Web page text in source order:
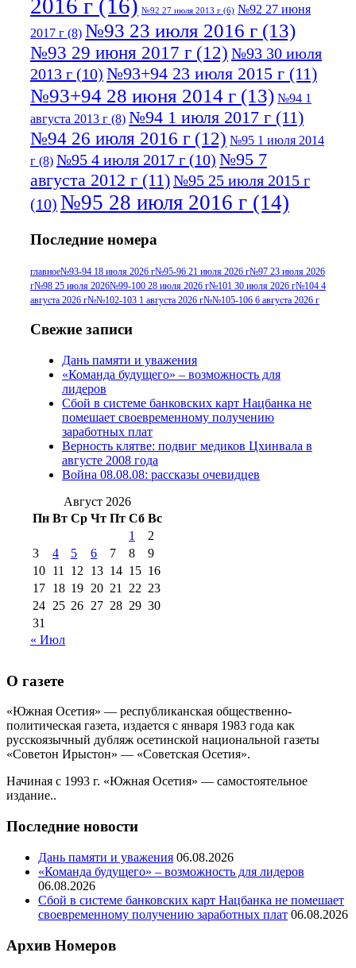
2016 г (16) №92 27 июля 2013 г (6) №92 27 июня
2017 г (8) №93 23 июля 2016 г (13)
№93 29 июня 2017 г (12) №93 30 июля
2013 г (10) №93+94 23 июля 2015 г (11)
№93+94 28 июня 2014 г (13) №94 1
августа 2013 г (8) №94 1 июля 2017 г (11)
№94 26 июля 2016 г (12) №95 1 июля 2014
г (8) №95 4 июля 2017 г (10) №95 7
августа 2012 г (11)№95 25 июля 2015 г
(10) №95 28 июля 2016 г (14)
июля 2017 г(11)№96 9 августа 2012
г(13) №96 28 июля 2015 г(9) №96+97 3
июля 2014 г(10)№96+97 30 июля
июля 2017 г
2012 г(15)№97 30 июля 2015 г
(15)№98 1 августа 2015 г
августа 2016 г(10)№98 5 июля 2014 г(10)
№98 8 августа 2013 г
августа 2012 г(14)
2017 г(9)
№99 4 августа
2016 г(12) №99 8 июля 2014 г
августа 2012 г(11)
августа 2013 г
(12)
Последние номера
главное№93-94 18 июля 2026 г№95-96 21 июля 2026 г№97 23 июля 2026
г№98 25 июля 2026№99-100 28 июля 2026 г№101 30 июля 2026 г№104 4
августа 2026 г№№102-103 1 августа 2026 г№№105-106 6 августа 2026 г
Свежие записи
Дань памяти и уважения
«Команда будущего» – возможность для
лидеров
Сбой в системе банковских карт Нацбанка не
помешает своевременному получению
заработных плат
Верность клятве: подвиг медиков Цхинвала в
августе 2008 года
Война 08.08.08: рассказы очевидцев
Август 2026
Пн Вт Ср Чт Пт Сб Вс
1
2
3
4 5 6 7 8
9
10 11 12 13 14 15 16
17 18 19 20 21 22 23
24 25 26 27 28 29 30
31
« Июл
О газете
«Южная Осетия» — республиканская общественно-
политическая газета, издается с января 1983 года как
русскоязычный дубляж осетинской национальной газеты
«Советон Ирыстон» — «Советская Осетия».
Начиная с 1993 г. «Южная Осетия» — самостоятельное
издание..
Последние новости
Дань памяти и уважения 06.08.2026
«Команда будущего» – возможность для лидеров
06.08.2026
Сбой в системе банковских карт Нацбанка не помешает
своевременному получению заработных плат 06.08.2026
Архив Номеров